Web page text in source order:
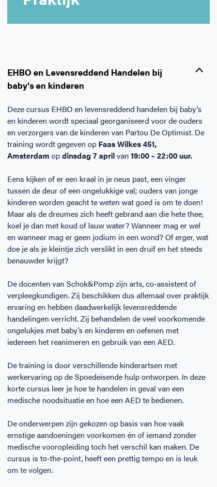
BHV voor Primair Onderwijs
EHBO voor Sportclubs
Levensreddend handelen voor iedereen
Zakelijk veelgestelde vragen
Direct boeken
Inloggen
EHBO en Levensreddend Handelen bij
baby's en kinderen
Deze cursus EHBO en levensreddend handelen bij baby’s
en kinderen wordt speciaal georganiseerd voor de ouders
en verzorgers van de kinderen van Partou De Optimist. De
training wordt gegeven op Faas Wilkes 451,
Amsterdam opdinsdag 7 aprilvan 19:00 – 22:00 uur.
Eens kijken of er een kraal in je neus past, een vinger
tussen de deur of een ongelukkige val; ouders van jonge
kinderen worden geacht te weten wat goed is om te doen!
Maar als de dreumes zich heeft gebrand aan die hete thee,
koel je dan met koud of lauw water? Wanneer mag er wel
en wanneer mag er geen jodium in een wond? Of erger, wat
doe je als je kleintje zich verslikt in een druif en het steeds
benauwder krijgt?
De docenten van Schok&Pomp zijn arts, co-assistent of
verpleegkundigen. Zij beschikken dus allemaal over praktijk
ervaring en hebben daadwerkelijk levensreddende
handelingen verricht. Zij behandelen de veel voorkomende
ongelukjes met baby’s en kinderen en oefenen met
iedereen het reanimeren en gebruik van een AED.
De training is door verschillende kinderartsen met
werkervaring op de Spoedeisende hulp ontworpen. In deze
korte cursus leer je hoe te handelen in geval van een
medische noodsituatie en hoe een AED te bedienen.
De onderwerpen zijn gekozen op basis van hoe vaak
ernstige aandoeningen voorkomen én of iemand zonder
medische vooropleiding toch het verschil kan maken. De
cursus is to-the-point, heeft een prettig tempo en is leuk
om te volgen.